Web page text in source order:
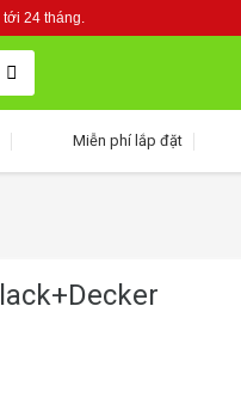
tới 24 tháng.
Miễn phí lắp đặt